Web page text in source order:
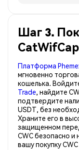
Шаг 3.
Платформа
мгновенно
кошелька.
Trade, найдите
подтвердите
USDT, без
Храните его в
защищенном
CWC безопасно и
вашу покупку